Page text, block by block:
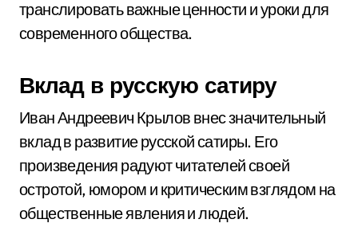
транслировать важные ценности и уроки для
современного общества.
Вклад в русскую сатиру
Иван Андреевич Крылов внес значительный
вклад в развитие русской сатиры. Его
произведения радуют читателей своей
остротой, юмором и критическим взглядом на
общественные явления и людей.